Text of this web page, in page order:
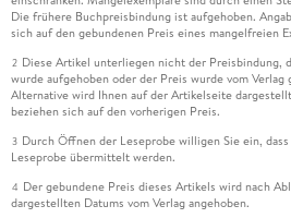
Die frühere Buchpreisbindung ist aufgehoben.
sich auf den gebundenen Preis eines mangelfreien
2 Diese Artikel unterliegen nicht der Preisbindung,
wurde aufgehoben oder der Preis wurde vom
Alternative wird Ihnen auf der Artikelseite
beziehen sich auf den vorherigen Preis.
3 Durch Öffnen der Leseprobe willigen Sie ein,
Leseprobe übermittelt werden.
4 Der gebundene Preis dieses Artikels wird nach
dargestellten Datums vom Verlag angehoben.